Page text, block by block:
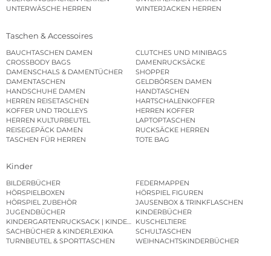
UNTERWÄSCHE HERREN
WINTERJACKEN HERREN
Taschen & Accessoires
BAUCHTASCHEN DAMEN
CLUTCHES UND MINIBAGS
CROSSBODY BAGS
DAMENRUCKSÄCKE
DAMENSCHALS & DAMENTÜCHER
SHOPPER
DAMENTASCHEN
GELDBÖRSEN DAMEN
HANDSCHUHE DAMEN
HANDTASCHEN
HERREN REISETASCHEN
HARTSCHALENKOFFER
KOFFER UND TROLLEYS
HERREN KOFFER
HERREN KULTURBEUTEL
LAPTOPTASCHEN
REISEGEPÄCK DAMEN
RUCKSÄCKE HERREN
TASCHEN FÜR HERREN
TOTE BAG
Kinder
BILDERBÜCHER
FEDERMAPPEN
HÖRSPIELBOXEN
HÖRSPIEL FIGUREN
HÖRSPIEL ZUBEHÖR
JAUSENBOX & TRINKFLASCHEN
JUGENDBÜCHER
KINDERBÜCHER
KINDERGARTENRUCKSACK | KINDERGARTENBEUTEL
KUSCHELTIERE
SACHBÜCHER & KINDERLEXIKA
SCHULTASCHEN
TURNBEUTEL & SPORTTASCHEN
WEIHNACHTSKINDERBÜCHER